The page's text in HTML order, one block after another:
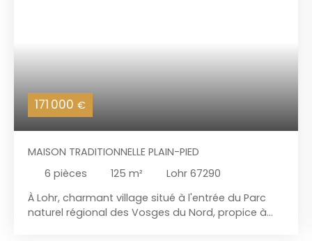
171 000 €
MAISON TRADITIONNELLE PLAIN-PIED
6 pièces 125 m²
Lohr 67290
À Lohr, charmant village situé à l'entrée du Parc
naturel régional des Vosges du Nord, propice à